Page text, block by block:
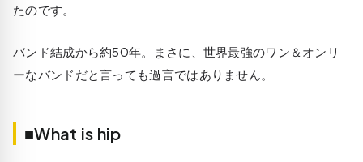
たのです。
バンド結成から約50年。まさに、世界最強のワン＆オンリ
ーなバンドだと言っても過言ではありません。
■What is hip